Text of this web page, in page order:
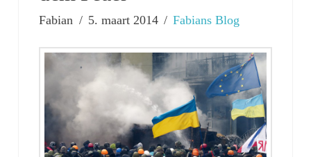
Fabian 5. maart 2014 Fabians Blog